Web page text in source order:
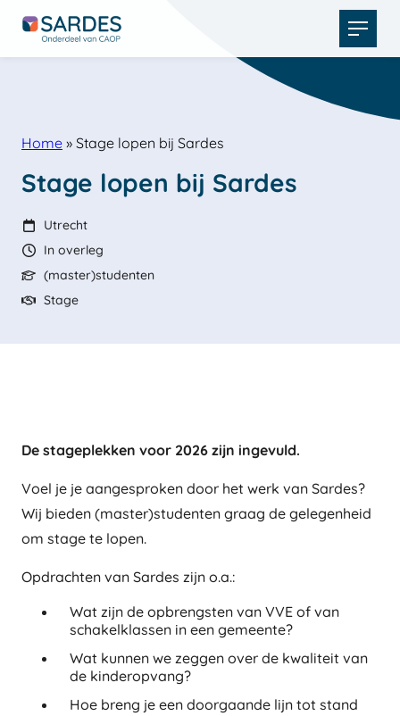
Open
menu
Home » Stage lopen bij Sardes
Stage lopen bij Sardes
Utrecht
In overleg
(master)studenten
Stage
De stageplekken voor 2026 zijn ingevuld.
Voel je je aangesproken door het werk van Sardes?
Wij bieden (master)studenten graag de gelegenheid
om stage te lopen.
Opdrachten van Sardes zijn o.a.:
Wat zijn de opbrengsten van VVE of van
schakelklassen in een gemeente?
Wat kunnen we zeggen over de kwaliteit van
de kinderopvang?
Hoe breng je een doorgaande lijn tot stand